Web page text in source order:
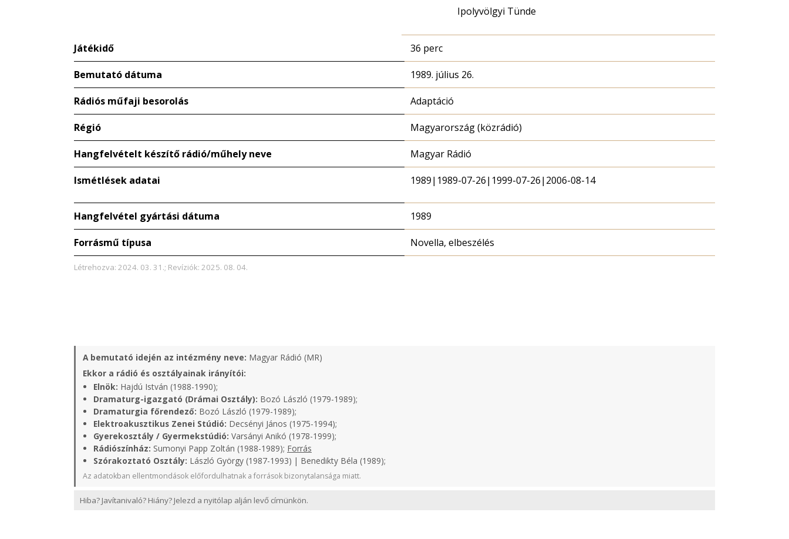
Ipolyvölgyi Tünde
Játékidő 36 perc
Bemutató dátuma 1989. július 26.
Rádiós műfaji besorolás Adaptáció
Régió Magyarország (közrádió)
Hangfelvételt készítő rádió/műhely neve Magyar Rádió
Ismétlések adatai 1989|1989-07-26|1999-07-26|2006-08-14
Hangfelvétel gyártási dátuma 1989
Forrásmű típusa Novella, elbeszélés
Létrehozva: 2024. 03. 31.; Revíziók: 2025. 08. 04.
A bemutató idején az intézmény neve: Magyar Rádió (MR)
Ekkor a rádió és osztályainak irányítói:
Elnök: Hajdú István (1988-1990);
Dramaturg-igazgató (Drámai Osztály): Bozó László (1979-1989);
Dramaturgia főrendező: Bozó László (1979-1989);
Elektroakusztikus Zenei Stúdió: Decsényi János (1975-1994);
Gyerekosztály / Gyermekstúdió: Varsányi Anikó (1978-1999);
Rádiószínház: Sumonyi Papp Zoltán (1988-1989); Forrás
Szórakoztató Osztály: László György (1987-1993) | Benedikty Béla (1989);
Az adatokban ellentmondások előfordulhatnak a források bizonytalansága miatt.
Hiba? Javítanivaló? Hiány? Jelezd a nyitólap alján levő címünkön.